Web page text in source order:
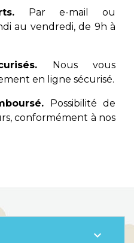
Par e-mail ou
au vendredi, de 9h à
Nous vous
en ligne sécurisé.
Possibilité de
conformément à nos
expand_more